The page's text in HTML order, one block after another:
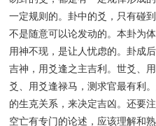
一定规则的。卦中的爻，只有碰
不是随意可以论发动的。本卦为
用神不现，是让人忧虑的。卦成
吉神，用爻逢之主吉利。世爻、
爻、用爻逢禄马，测求官最有利
的生克关系，来决定吉凶。还要
空亡有专门的论述，应该理解和